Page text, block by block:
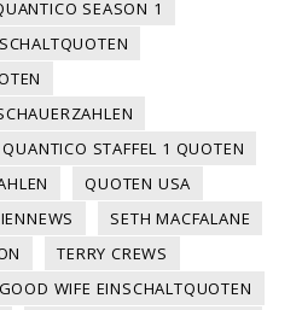
SEASON 1
QUANTICO STAFFEL 1 QUOTEN
QUOTEN USA
SETH MACFALANE
TERRY CREWS
WIFE EINSCHALTQUOTEN